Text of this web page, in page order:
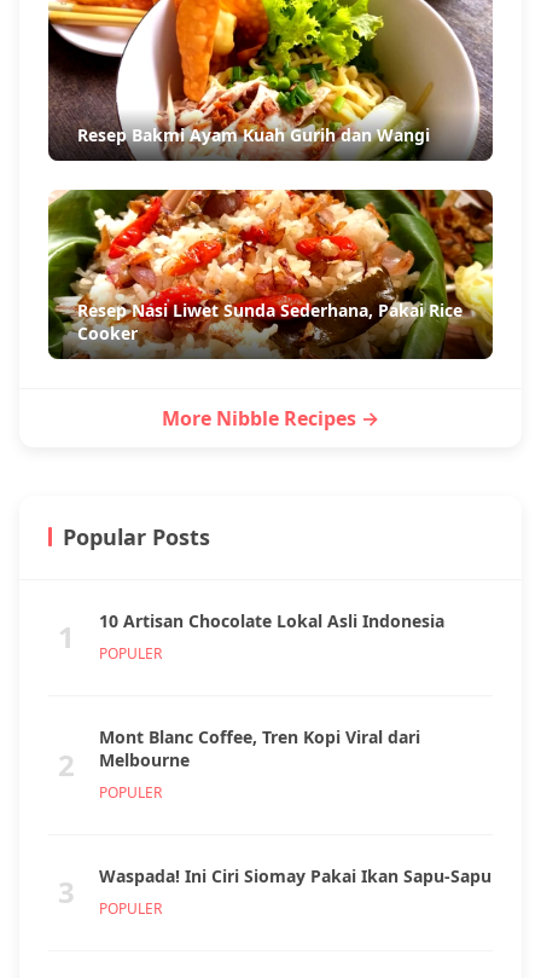
Resep Bakmi Ayam Kuah Gurih dan Wangi
Resep Nasi Liwet Sunda Sederhana, Pakai Rice
Cooker
More Nibble Recipes →
Popular Posts
1 10 Artisan Chocolate Lokal Asli Indonesia
POPULER
2
Mont Blanc Coffee, Tren Kopi Viral dari
Melbourne
POPULER
3 Waspada! Ini Ciri Siomay Pakai Ikan Sapu-Sapu
POPULER